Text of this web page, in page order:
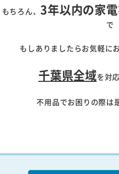
もちろん、3年以内の家
で
もしありましたらお気軽
千葉県全域を対
不用品でお困りの際は